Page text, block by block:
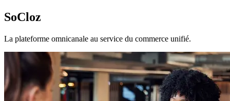
SoCloz
La plateforme omnicanale au service du commerce unifié.